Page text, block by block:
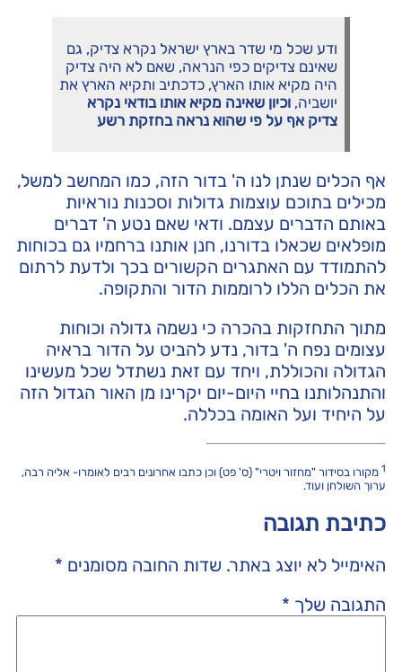
ודע שכל מי שדר בארץ ישראל נקרא צדיק, גם
שאינם צדיקים כפי הנראה, שאם לא היה צדיק
היה מקיא אותו הארץ, כדכתיב ותקיא הארץ את
יושביה, וכיון שאינה מקיא אותו בודאי נקרא
צדיק אף על פי שהוא נראה בחזקת רשע
אף הכלים שנתן לנו ה' בדור הזה, כמו המחשב למשל,
מכילים בתוכם עוצמות גדולות וסכנות נוראיות
באותם הדברים עצמם. ודאי שאם נטע ה' דברים
מופלאים שכאלו בדורנו, חנן אותנו ברחמיו גם בכוחות
להתמודד עם האתגרים הקשורים בכך ולדעת לרתום
את הכלים הללו לרוממות הדור והתקופה.
מתוך התחזקות בהכרה כי נשמה גדולה וכוחות
עצומים נפח ה' בדור, נדע להביט על הדור בראיה
הגדולה והכוללת, ויחד עם זאת נשתדל שכל מעשינו
והתנהלותנו בחיי היום-יום יקרינו מן האור הגדול הזה
על היחיד ועל האומה בכללה.
1 מקורו בסידור "מחזור ויטרי" (ס' פט) וכן כתבו אחרונים רבים לאומרו- אליה רבה,
ערוך השולחן ועוד.
כתיבת תגובה
האימייל לא יוצג באתר. שדות החובה מסומנים *
התגובה שלך *